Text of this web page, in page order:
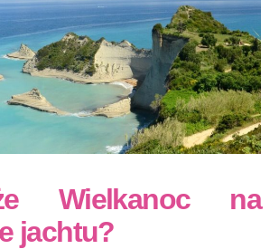
Wielkanoc na
jachtu?